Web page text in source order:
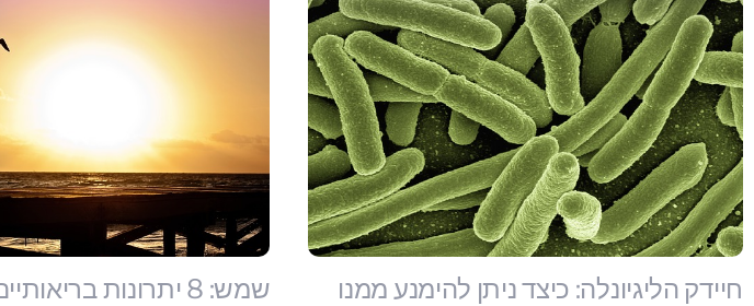
חיידק הליגיונלה: כיצד ניתן להימנע ממנו שמש: 8 יתרונות בריאותיים